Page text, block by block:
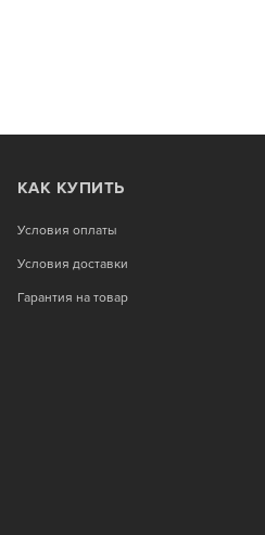
КАК КУПИТЬ
Условия оплаты
Условия доставки
Гарантия на товар